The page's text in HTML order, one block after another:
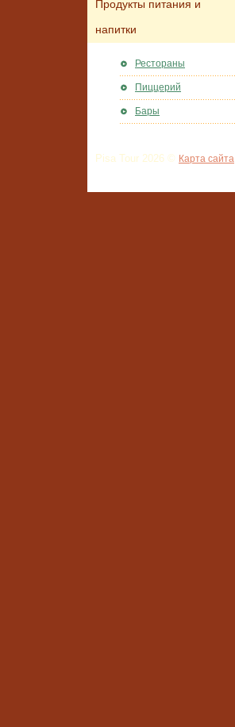
Продукты питания и
напитки
Рестораны
Пиццерий
Бары
Pisa Tour 2026 © Карта сайта